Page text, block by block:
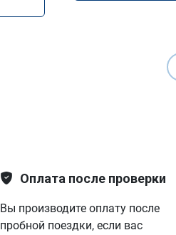
Оплата после проверки
Вы производите оплату после
пробной поездки, если вас